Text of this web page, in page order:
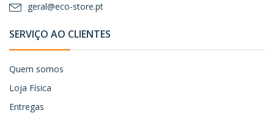
geral@eco-store.pt
SERVIÇO AO CLIENTES
Quem somos
Loja Física
Entregas